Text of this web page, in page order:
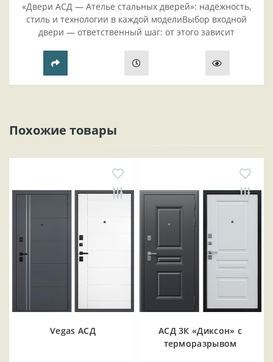
«Двери АСД — Ателье стальных дверей»: надёжность,
стиль и технологии в каждой моделиВыбор входной
двери — ответственный шаг: от этого зависит
прихожей..
Похожие товары
Vegas АСД
АСД 3К «Диксон» с
терморазрывом